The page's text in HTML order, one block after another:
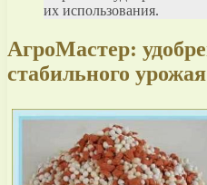
их использования.
АгроМастер:
стабильного урожая